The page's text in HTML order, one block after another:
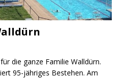
die ganze Familie Walldürn.
95-jähriges Bestehen. Am